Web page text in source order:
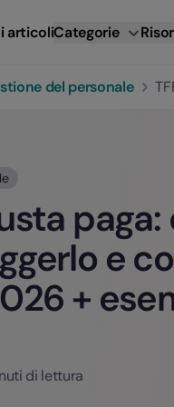
articoliCategorie
del personale
e
+
di lettura